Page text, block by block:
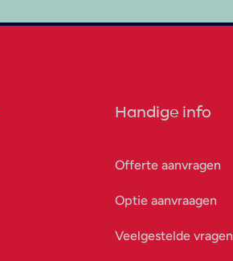
Handige info
Offerte aanvragen
Optie aanvraagen
Veelgestelde vragen